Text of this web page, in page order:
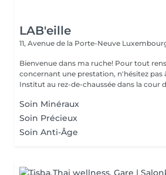
LAB'eille
11, Avenue de la Porte-Neuve
Bienvenue dans ma ruche! Pour tout
concernant une prestation, n'hésitez pas
Institut au rez-de-chaussée dans la cour
Soin Minéraux
Soin Précieux
Soin Anti-Âge